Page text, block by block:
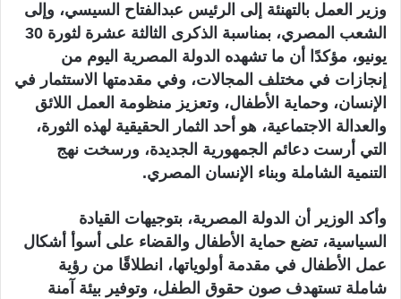
وزير العمل بالتهنئة إلى الرئيس عبدالفتاح السيسي، وإلى
الشعب المصري، بمناسبة الذكرى الثالثة عشرة لثورة 30
يونيو، مؤكدًا أن ما تشهده الدولة المصرية اليوم من
إنجازات في مختلف المجالات، وفي مقدمتها الاستثمار في
الإنسان، وحماية الأطفال، وتعزيز منظومة العمل اللائق
والعدالة الاجتماعية، هو أحد الثمار الحقيقية لهذه الثورة،
التي أرست دعائم الجمهورية الجديدة، ورسخت نهج
التنمية الشاملة وبناء الإنسان المصري.
وأكد الوزير أن الدولة المصرية، بتوجيهات القيادة
السياسية، تضع حماية الأطفال والقضاء على أسوأ أشكال
عمل الأطفال في مقدمة أولوياتها، انطلاقًا من رؤية
شاملة تستهدف صون حقوق الطفل، وتوفير بيئة آمنة